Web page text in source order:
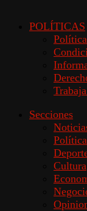
POLÍTICAS
Secciones
Política
Cultura